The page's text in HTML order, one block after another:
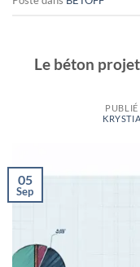
Le béton
PUBLIÉ
05
Sep